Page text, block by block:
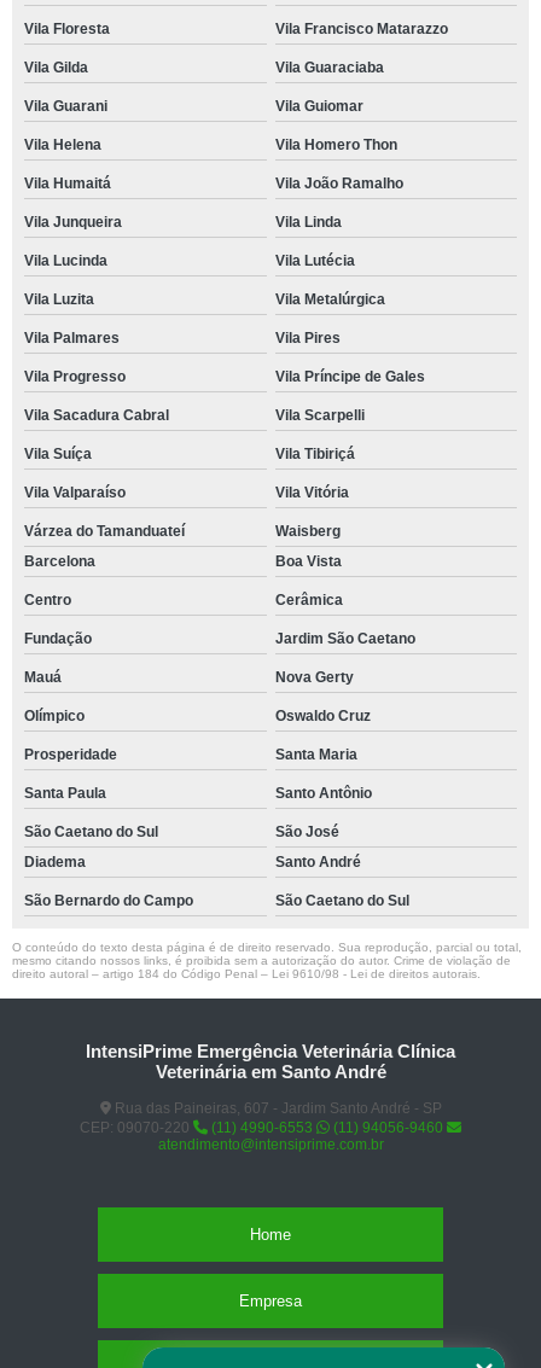
Vila Floresta Vila Francisco Matarazzo
Vila Gilda Vila Guaraciaba
Vila Guarani Vila Guiomar
Vila Helena Vila Homero Thon
Vila Humaitá Vila João Ramalho
Vila Junqueira Vila Linda
Vila Lucinda Vila Lutécia
Vila Luzita Vila Metalúrgica
Vila Palmares Vila Pires
Vila Progresso Vila Príncipe de Gales
Vila Sacadura Cabral Vila Scarpelli
Vila Suíça Vila Tibiriçá
Vila Valparaíso Vila Vitória
Várzea do Tamanduateí
Waisberg
Barcelona
Boa Vista
Centro Cerâmica
Fundação Jardim São Caetano
Mauá Nova Gerty
Olímpico Oswaldo Cruz
Prosperidade Santa Maria
Santa Paula Santo Antônio
São Caetano do Sul
São José
Diadema
Santo André
São Bernardo do Campo São Caetano do Sul
O conteúdo do texto desta página é de direito reservado. Sua reprodução, parcial ou total,
mesmo citando nossos links, é proibida sem a autorização do autor. Crime de violação de
direito autoral – artigo 184 do Código Penal – Lei 9610/98 - Lei de direitos autorais
IntensiPrime Emergência Veterinária Clínica
Veterinária em Santo André
Rua das Paineiras, 607 - Jardim Santo André - SP
CEP: 09070-220
(11) 4990-6553
(11) 94056-9460
atendimento@intensiprime.com.br
Home
Empresa